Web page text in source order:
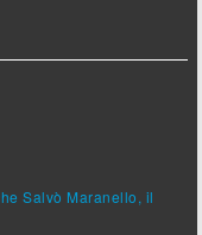
Salvò Maranello, il